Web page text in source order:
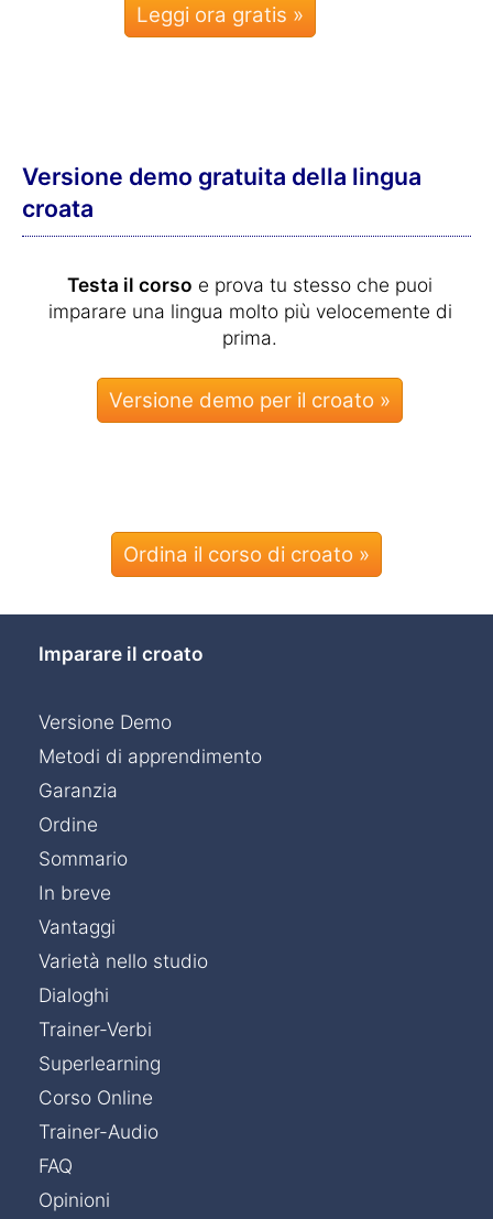
Leggi ora gratis »
Versione demo gratuita della lingua
croata
Testa il corso e prova tu stesso che puoi
imparare una lingua molto più velocemente di
prima.
Ordina il corso di croato »
Imparare il croato
Versione Demo
Metodi di apprendimento
Garanzia
Ordine
Sommario
In breve
Vantaggi
Varietà nello studio
Dialoghi
Trainer-Verbi
Superlearning
Corso Online
Trainer-Audio
FAQ
Opinioni